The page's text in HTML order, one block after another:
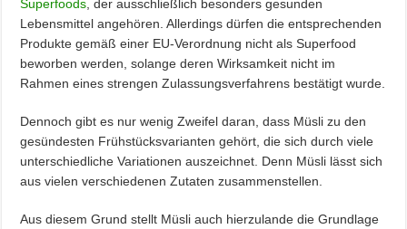
Superfoods , der ausschließlich besonders gesunden
Lebensmittel angehören. Allerdings dürfen die entsprechenden
Produkte gemäß einer EU-Verordnung nicht als Superfood
beworben werden, solange deren Wirksamkeit nicht im
Rahmen eines strengen Zulassungsverfahrens bestätigt wurde.
Dennoch gibt es nur wenig Zweifel daran, dass Müsli zu den
gesündesten Frühstücksvarianten gehört, die sich durch viele
unterschiedliche Variationen auszeichnet. Denn Müsli lässt sich
aus vielen verschiedenen Zutaten zusammenstellen.
Aus diesem Grund stellt Müsli auch hierzulande die Grundlage